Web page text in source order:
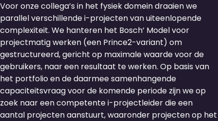
Voor onze collega’s in het fysiek domein draaien we
parallel verschillende i-projecten van uiteenlopende
complexiteit. We hanteren het Bosch’ Model voor
projectmatig werken (een Prince2-variant) om
gestructureerd, gericht op maximale waarde voor de
gebruikers, naar een resultaat te werken. Op basis van
het portfolio en de daarmee samenhangende
capaciteitsvraag voor de komende periode zijn we op
zoek naar een competente i-projectleider die een
aantal projecten aanstuurt, waaronder projecten op het